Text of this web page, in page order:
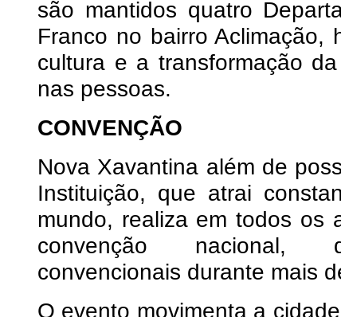
são mantidos quatro
Franco no bairro Aclimação,
cultura e a transformação
nas pessoas.
CONVENÇÃO
Nova Xavantina além de
Instituição, que atrai
mundo, realiza em todos os
convenção
convencionais durante mais
O evento movimenta a